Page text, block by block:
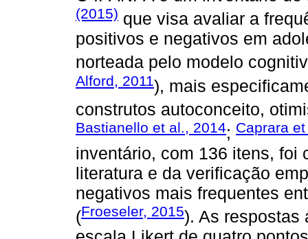
(2015) que visa avaliar a
positivos e negativos em
norteada pelo modelo
Alford, 2011), mais
construtos autoconceito,
Bastianello et al., 2014; Caprara
inventário, com 136 itens, foi
literatura e da verificação
negativos mais frequentes
(Froeseler, 2015). As respostas